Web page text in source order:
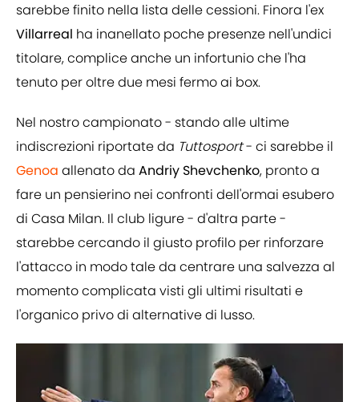
sarebbe finito nella lista delle cessioni. Finora l'ex
Villarreal ha inanellato poche presenze nell'undici
titolare, complice anche un infortunio che l'ha
tenuto per oltre due mesi fermo ai box.
Nel nostro campionato - stando alle ultime
indiscrezioni riportate da Tuttosport- ci sarebbe il
Genoa allenato da Andriy Shevchenko, pronto a
fare un pensierino nei confronti dell'ormai esubero
di Casa Milan. Il club ligure - d'altra parte -
starebbe cercando il giusto profilo per rinforzare
l'attacco in modo tale da centrare una salvezza al
momento complicata visti gli ultimi risultati e
l'organico privo di alternative di lusso.